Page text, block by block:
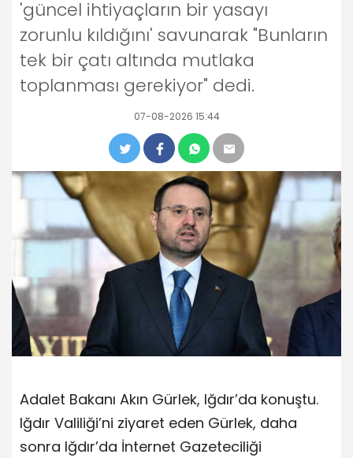
'güncel ihtiyaçların bir yasayı
zorunlu kıldığını' savunarak "Bunların
tek bir çatı altında mutlaka
toplanması gerekiyor" dedi.
07-08-2026 15:44
Adalet Bakanı Akın Gürlek, Iğdır’da konuştu.
Iğdır Valiliği’ni ziyaret eden Gürlek, daha
sonra Iğdır’da İnternet Gazeteciliği